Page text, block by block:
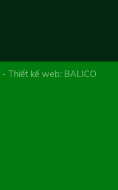
- Thiết kế web: BALICO